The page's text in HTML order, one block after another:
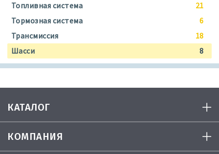
Топливная система
21
Тормозная система
6
Трансмиссия
18
Шасси
8
КАТАЛОГ
КОМПАНИЯ